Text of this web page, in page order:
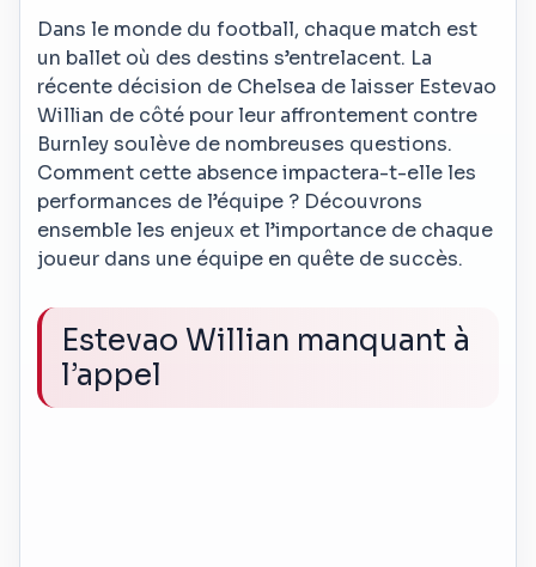
Dans le monde du football, chaque match est
un ballet où des destins s’entrelacent. La
récente décision de Chelsea de laisser Estevao
Willian de côté pour leur affrontement contre
Burnley soulève de nombreuses questions.
Comment cette absence impactera-t-elle les
performances de l’équipe ? Découvrons
ensemble les enjeux et l’importance de chaque
joueur dans une équipe en quête de succès.
Estevao Willian manquant à
l’appel